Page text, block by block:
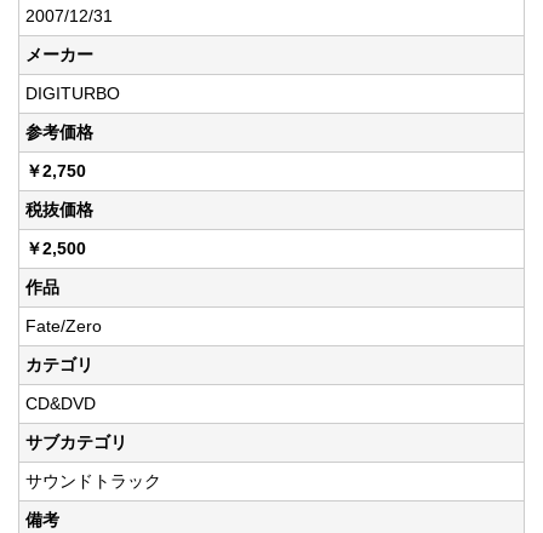
2007/12/31
メーカー
DIGITURBO
参考価格
￥2,750
税抜価格
￥2,500
作品
Fate/Zero
カテゴリ
CD&DVD
サブカテゴリ
サウンドトラック
備考